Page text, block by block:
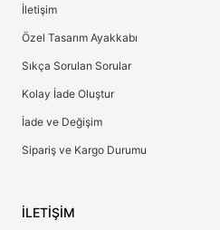
İletişim
Özel Tasarım Ayakkabı
Sıkça Sorulan Sorular
Kolay İade Oluştur
İade ve Değişim
Sipariş ve Kargo Durumu
İLETİŞİM